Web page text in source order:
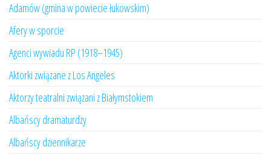
Adamów (gmina w powiecie łukowskim)
Afery w sporcie
Agenci wywiadu RP (1918–1945)
Aktorki związane z Los Angeles
Aktorzy teatralni związani z Białymstokiem
Albańscy dramaturdzy
Albańscy dziennikarze